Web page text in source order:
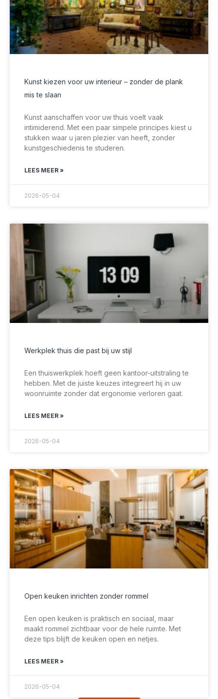
Kunst kiezen voor uw interieur – zonder de plank
mis te slaan
Kunst aanschaffen voor uw thuis voelt vaak
intimiderend. Met een paar simpele principes kiest u
stukken waar u jaren plezier van heeft, zonder
kunstgeschiedenis te studeren.
LEES MEER »
2026-05-04
Werkplek thuis die past bij uw stijl
Een thuiswerkplek hoeft geen kantoor-uitstraling te
hebben. Met de juiste keuzes integreert hij in uw
woonruimte zonder dat ergonomie verloren gaat.
LEES MEER »
2026-05-04
Open keuken inrichten zonder rommel
Een open keuken is praktisch en sociaal, maar
maakt rommel zichtbaar voor de hele ruimte. Met
deze tips blijft de keuken open en netjes.
LEES MEER »
2026-05-04